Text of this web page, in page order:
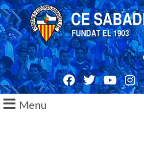
Menu